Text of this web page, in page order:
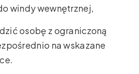
windy wewnętrznej,
osobę z ograniczoną
na wskazane